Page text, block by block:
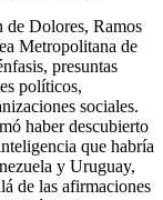
de Dolores, Ramos
Metropolitana de
presuntas
políticos,
sociales.
haber descubierto
que habría
y Uruguay,
de las afirmaciones